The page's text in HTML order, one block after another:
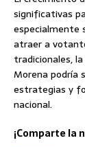
significativas
especialmente
atraer a
tradicionales,
Morena podría
estrategias y
nacional.
¡Comparte la